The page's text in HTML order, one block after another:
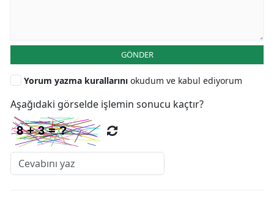
GÖNDER
Yorum yazma kurallarını okudum ve kabul ediyorum
Aşağıdaki görselde işlemin sonucu kaçtır?